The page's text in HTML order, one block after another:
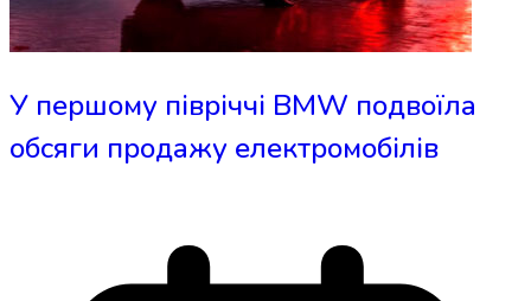
У першому півріччі BMW подвоїла
обсяги продажу електромобілів